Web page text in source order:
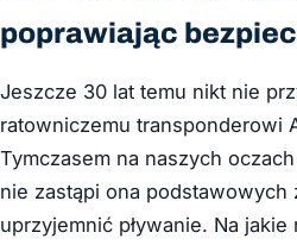
poprawiając
Jeszcze 30 lat temu nikt nie
ratowniczemu transponderowi
Tymczasem na naszych
nie zastąpi ona
uprzyjemnić pływanie. Na